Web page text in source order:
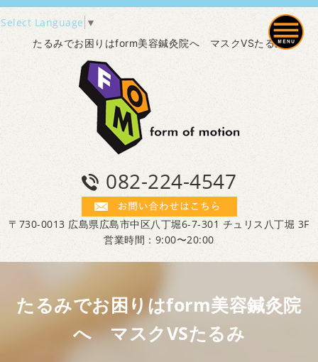
Select Language ▼
たるみでお困りはform美容鍼灸院へ マスクVSたるみ
082-224-4547
〒730-0013 広島県広島市中区八丁堀6-7-301 チュリス八丁堀 3F
営業時間：9:00〜20:00
たるみでお困りはform美容鍼灸院
へ マスクVSたるみ